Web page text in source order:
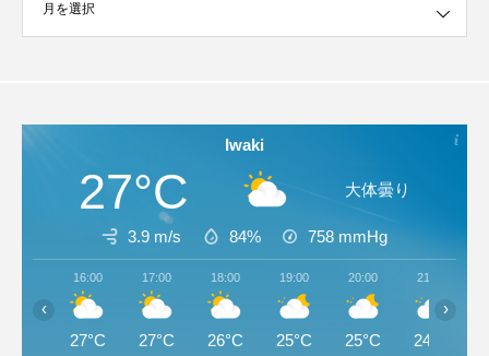
Iwaki
27°C 大体曇り
3.9 m/s 84% 758 mmHg
16:00
27°C
17:00
27°C
18:00
26°C
19:00
25°C
20:00
25°C
21:00
24°C
‹ ›